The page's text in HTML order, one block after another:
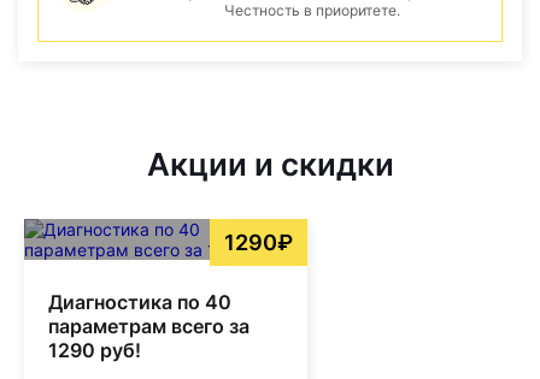
Честность в приоритете.
Акции и скидки
1290₽
Диагностика по 40
параметрам всего за
1290 руб!